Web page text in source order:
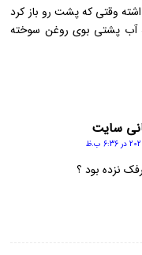
وقتی که پشت رو باز کرد
آب پشتی بوی روغن سوخته
سایت
نزده بود ؟